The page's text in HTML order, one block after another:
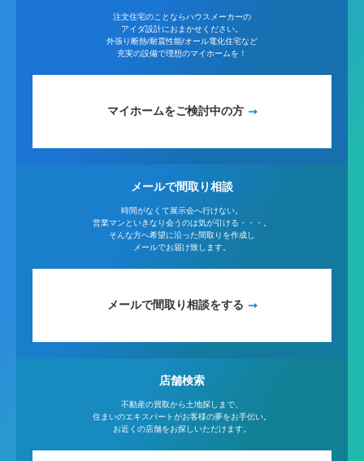
注文住宅のことならハウスメーカーの
アイダ設計におまかせください。
外張り断熱/耐震性能/オール電化住宅など
充実の設備で理想のマイホームを！
マイホームをご検討中の方
メールで間取り相談
時間がなくて展示会へ行けない。
営業マンといきなり会うのは気が引ける・・・。
そんな方へ希望に沿った間取りを作成し
メールでお届け致します。
メールで間取り相談をする
店舗検索
不動産の買取から土地探しまで、
住まいのエキスパートがお客様の夢をお手伝い。
お近くの店舗をお探しいただけます。